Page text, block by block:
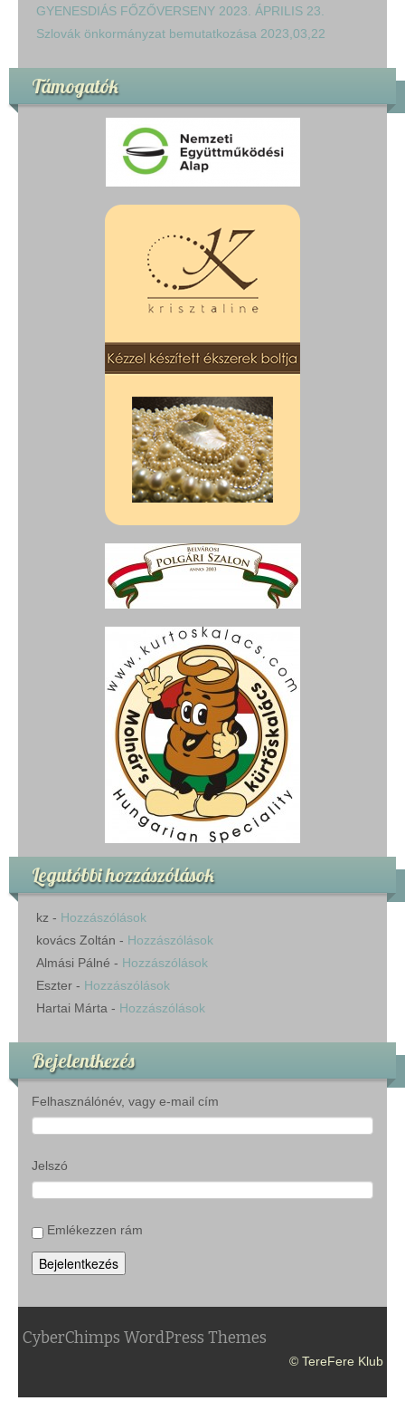
GYENESDIÁS FŐZŐVERSENY 2023. ÁPRILIS 23.
Szlovák önkormányzat bemutatkozása 2023,03,22
Támogatók
Legutóbbi hozzászólások
kz - Hozzászólások
kovács Zoltán - Hozzászólások
Almási Pálné - Hozzászólások
Eszter - Hozzászólások
Hartai Márta - Hozzászólások
Bejelentkezés
Felhasználónév, vagy e-mail cím
Jelszó
Emlékezzen rám
Bejelentkezés
CyberChimps WordPress Themes
© TereFere Klub